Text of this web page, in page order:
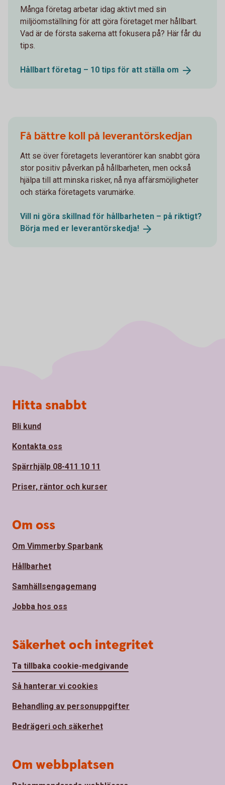
Många företag arbetar idag aktivt med sin
miljöomställning för att göra företaget mer hållbart.
Vad är de första sakerna att fokusera på? Här får du
tips.
Hållbart företag – 10 tips för att ställa om
Få bättre koll på leverantörskedjan
Att se över företagets leverantörer kan snabbt göra
stor positiv påverkan på hållbarheten, men också
hjälpa till att minska risker, nå nya affärsmöjligheter
och stärka företagets varumärke.
Vill ni göra skillnad för hållbarheten – på riktigt?
Börja med er leverantörskedja!
Sidfot
Hitta snabbt
Bli kund
Kontakta oss
Spärrhjälp 08-411 10 11
Priser, räntor och kurser
Om oss
Om Vimmerby Sparbank
Hållbarhet
Samhällsengagemang
Jobba hos oss
Säkerhet och integritet
Ta tillbaka cookie-medgivande
Så hanterar vi cookies
Behandling av personuppgifter
Bedrägeri och säkerhet
Om webbplatsen